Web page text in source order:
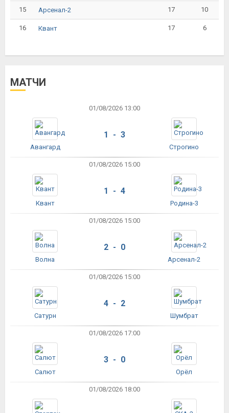
15 Арсенал-2 17 10
16 Квант 17 6
МАТЧИ
01/08/2026 13:00
Авангард
1 - 3
Строгино
01/08/2026 15:00
Квант
1 - 4
Родина-3
01/08/2026 15:00
Волна
2 - 0
Арсенал-2
01/08/2026 15:00
Сатурн
4 - 2
Шумбрат
01/08/2026 17:00
Салют
3 - 0
Орёл
01/08/2026 18:00